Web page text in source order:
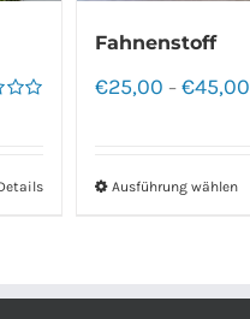
Fahnenstoff
€25,00 –€45,00
Ausführung wählen